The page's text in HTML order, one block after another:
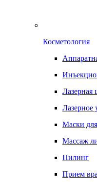
Косметология
Лазерная
Лазерное
Маски
Массаж
Пилинг
Прием